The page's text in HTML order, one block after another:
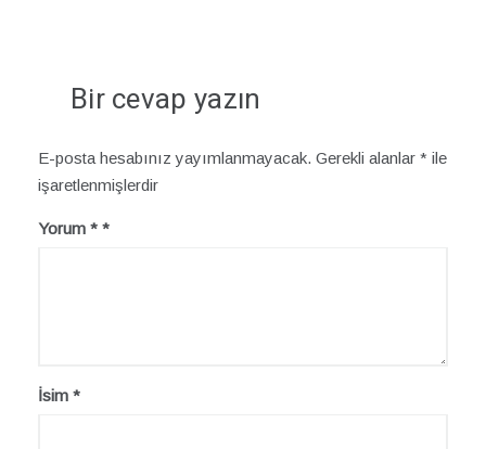
Bir cevap yazın
E-posta hesabınız yayımlanmayacak. Gerekli alanlar * ile
işaretlenmişlerdir
Yorum *
İsim *